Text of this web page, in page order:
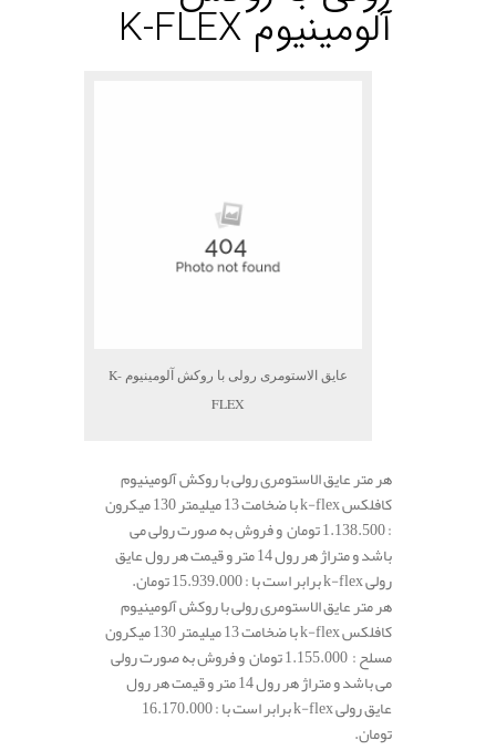
آلومینیوم K-FLEX
عایق الاستومری رولی با روکش آلومینیوم K-
FLEX
هر متر عایق الاستومری رولی با روکش آلومینیوم
کافلکس k-flex با ضخامت 13 میلیمتر 130 میکرون
: 1.138.500 تومان و فروش به صورت رولی می
باشد و متراژ هر رول 14 متر و قیمت هر رول عایق
رولی k-flex برابر است با : 15.939.000 تومان.
هر متر عایق الاستومری رولی با روکش آلومینیوم
کافلکس k-flex با ضخامت 13 میلیمتر 130 میکرون
مسلح : 1.155.000 تومان و فروش به صورت رولی
می باشد و متراژ هر رول 14 متر و قیمت هر رول
عایق رولی k-flex برابر است با : 16.170.000
تومان.